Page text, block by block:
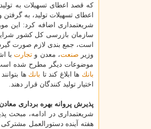
كه قصد اعطای تسهیلات به
اعطای تسهیلات تولید، به
شریعتمداری اضافه كرد: این
سازمان بازرسی كل كشور
است، جمع بندی لازم صورت
وزیر صنعت، معدن و تجارت با
موضوعات دیگر مطرح شده
بانك ها ابلاغ كند تا بانك ها
اختیار تولید كنندگان قرار دهند.
پذیرش پروانه بهره برداری معادن
شریعتمداری در ادامه، مبحث
هفته آینده دستورالعمل